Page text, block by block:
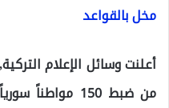
مخل بالقواعد
أعلنت وسائل الإعلام
من ضبط 150